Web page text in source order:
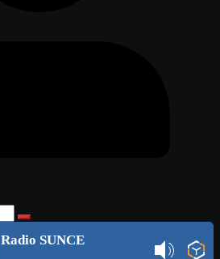
Radio SUNCE